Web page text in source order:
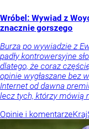
Wróbel: Wywiad z
znacznie gorszego
Burza po wywiadzie z
padły kontrowersyjne
dlatego, że coraz
opinie wygłaszane bez
Internet od dawna
lecz tych, którzy mówią
Opinie i komentarzeKraj